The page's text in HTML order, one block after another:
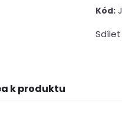
Kód:
Sdílet
k produktu